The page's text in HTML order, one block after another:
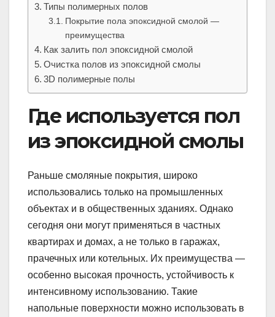
Типы полимерных полов
Покрытие пола эпоксидной смолой —
преимущества
Как залить пол эпоксидной смолой
Очистка полов из эпоксидной смолы
3D полимерные полы
Где используется пол
из эпоксидной смолы
Раньше смоляные покрытия, широко
использовались только на промышленных
объектах и в общественных зданиях. Однако
сегодня они могут применяться в частных
квартирах и домах, а не только в гаражах,
прачечных или котельных. Их преимущества —
особенно высокая прочность, устойчивость к
интенсивному использованию. Такие
напольные поверхности можно использовать в